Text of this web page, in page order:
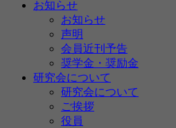
お知らせ
お知らせ
声明
会員近刊予告
奨学金・奨励金
研究会について
研究会について
ご挨拶
役員